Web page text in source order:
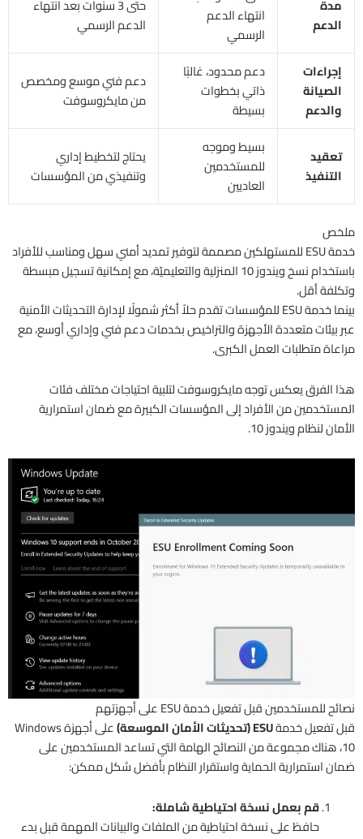
مدة
الدعم
انتهاء الدعم
الرسمي
حتى 3 سنوات بعد انتهاء
الدعم الرسمي
إجراءات
الصيانة
والدعم
دعم محدود، غالبًا
ذاتي بخطوات
بسيطة
دعم فني موسع ومخصص
من مايكروسوفت
تعقيد
التنفيذ
بسيط وموجه
للمستخدمين
العاديين
يحتاج لتخطيط إداري
وتنفيذي من المؤسسات
ملخص
خدمة ESU للمستهلكين مصممة لتوفير تمديد أمني سهل ومناسب للأفراد
باستخدام نسخ ويندوز 10 المنزلية والتعليميّة، مع إمكانية تسجيل مبسطة
وتكلفة أقل.
بينما خدمة ESU للمؤسسات تقدم حلاً أكثر شمولًا لإدارة التحديثات الأمنية
عبر بيئات متعددة الأجهزة والتراخيص بخدمات دعم فني وإداري أوسع، مع
مراعاة متطلبات العمل الكبرى.
هذا الفرق يعكس توجه مايكروسوفت لتلبية احتياجات مختلف فئات
المستخدمين من الأفراد إلى المؤسسات الكبيرة مع ضمان استمرارية
الأمان لنظام ويندوز 10.​
نصائح للمستخدمين قبل تفعيل خدمة ESU على أجهزتهم
قبل تفعيل خدمةESU (تحديثات الأمان الموسعة)
على أجهزة Windows
10، هناك مجموعة من النصائح الهامة التي تساعد المستخدمين على
ضمان استمرارية الحماية واستقرار النظام بأفضل شكل ممكن:
قم بعمل نسخة احتياطية شاملة:
حافظ على نسخة احتياطية من الملفات والبيانات المهمة قبل بدء